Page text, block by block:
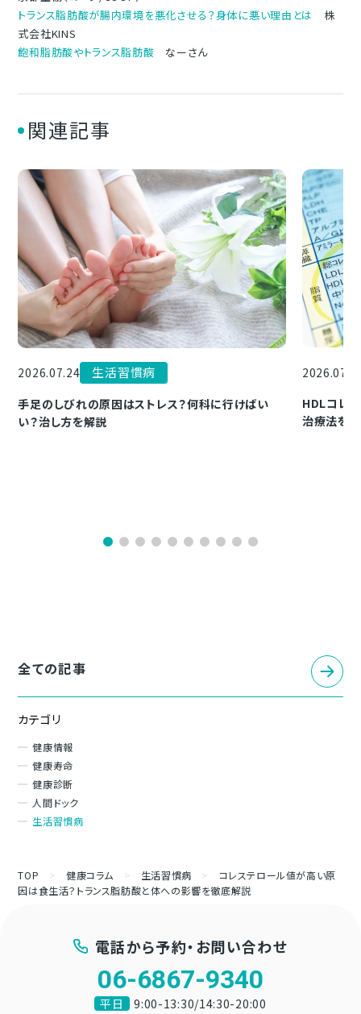
全ての記事
カテゴリ
健康情報
健康寿命
健康診断
人間ドック
生活習慣病
トランス脂肪酸が腸内環境を悪化させる？身体に悪い理由とは
株
式会社KINS
飽和脂肪酸やトランス脂肪酸 なーさん
関連記事
2026.07.24 生活習慣病
手足のしびれの原因はストレス？何科に行けばい
い？治し方を解説
HDLコレ
治療法を
TOP >健康コラム > 生活習慣病 > コレステロール値が高い原
因は食生活？トランス脂肪酸と体への影響を徹底解説
電話から予約・お問い合わせ
06-6867-9340
平日
9:00-13:30/14:30-20:00